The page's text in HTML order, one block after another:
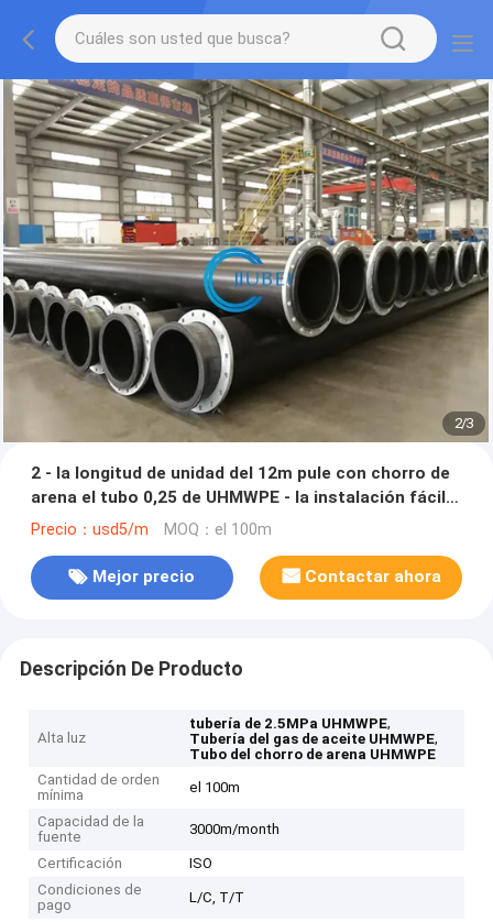
2/3
2 - la longitud de unidad del 12m pule con chorro de
arena el tubo 0,25 de UHMWPE - la instalación fácil
2.5MPa
Precio：usd5/m MOQ：el 100m
Mejor precio Contactar ahora
Descripción De Producto
Alta luz
tubería de 2.5MPa UHMWPE,
Tubería del gas de aceite UHMWPE,
Tubo del chorro de arena UHMWPE
Cantidad de orden
mínima
el 100m
Capacidad de la
fuente
3000m/month
Certificación
ISO
Condiciones de
pago
L/C, T/T